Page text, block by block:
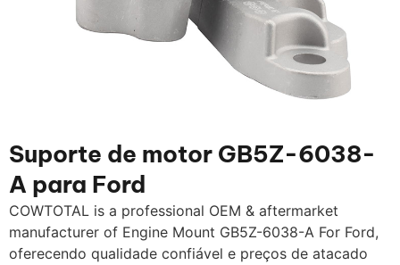
Suporte de motor GB5Z-6038-
A para Ford
COWTOTAL is a professional OEM & aftermarket
manufacturer of Engine Mount GB5Z-6038-A For Ford,
oferecendo qualidade confiável e preços de atacado